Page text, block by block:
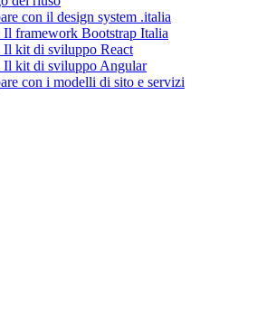
con il design system .italia
Il framework Bootstrap Italia
Il kit di sviluppo React
Il kit di sviluppo Angular
con i modelli di sito e servizi